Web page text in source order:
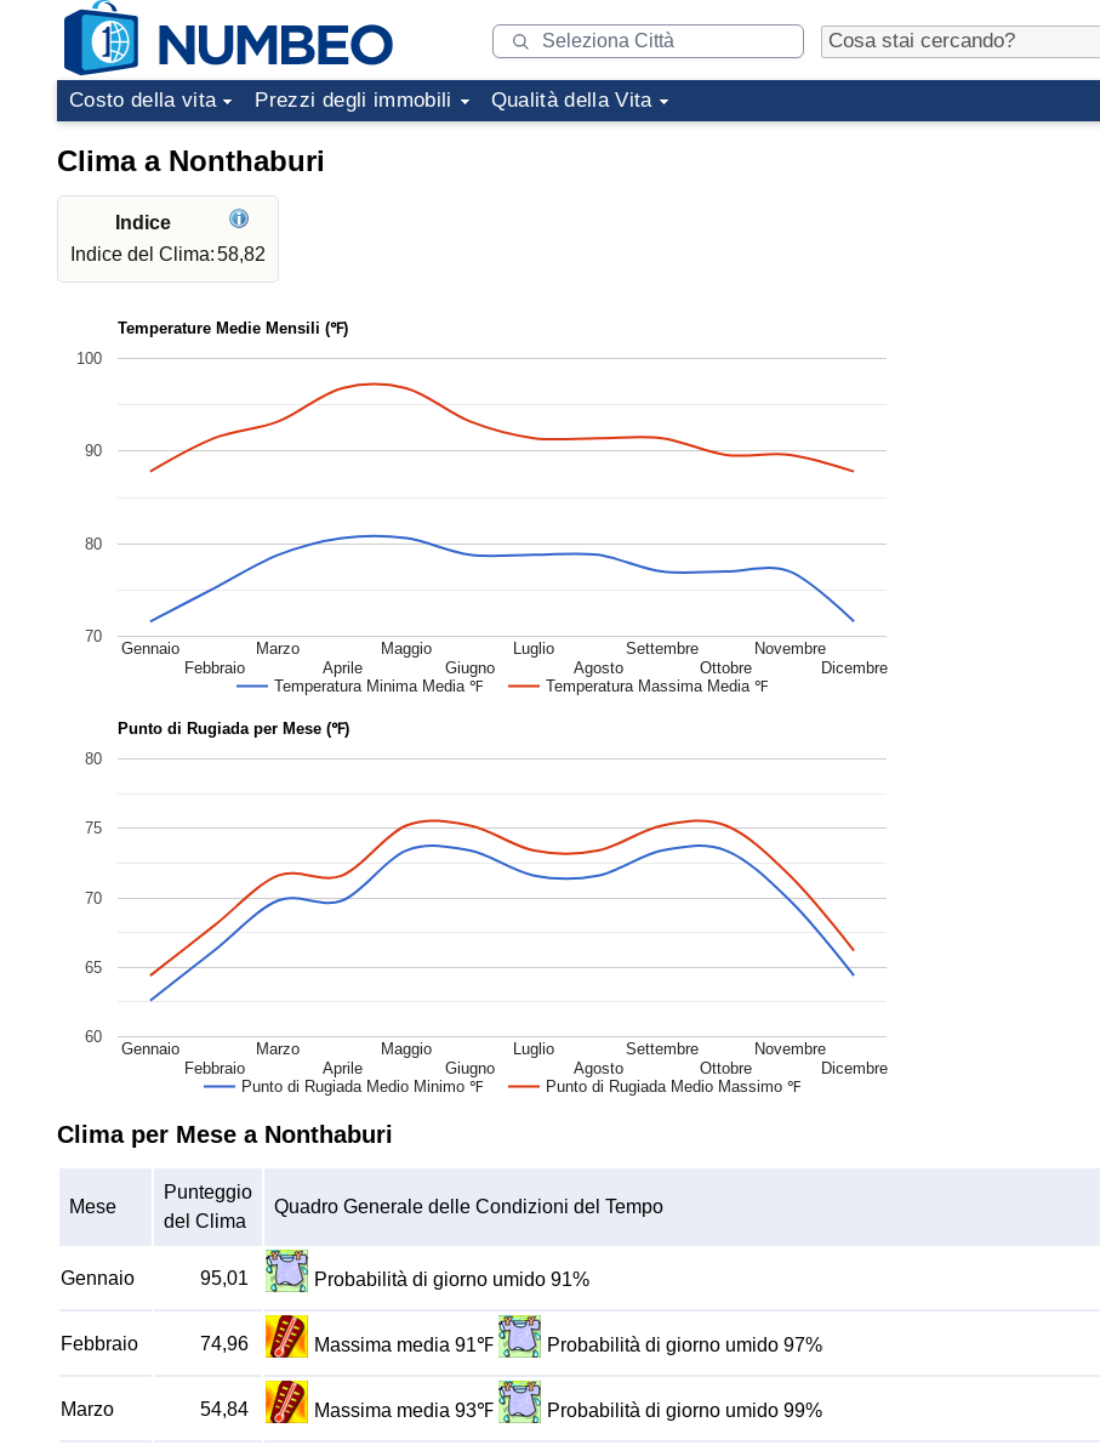
Costo della vita Prezzi degli immobili Qualità della Vita
Clima a Nonthaburi
Indice
Indice del Clima:58,82
Temperature Medie Mensili (℉)
Temperatura Minima Media ℉ Temperatura Massima Media ℉
Gennaio
Febbraio
Marzo
Aprile
Maggio
Giugno
Luglio
Agosto
Settembre
Ottobre
Novembre
Dicembre
70
80
90
100
Punto di Rugiada per Mese (℉)
Punto di Rugiada Medio Minimo ℉ Punto di Rugiada Medio Massimo ℉
Gennaio
Febbraio
Marzo
Aprile
Maggio
Giugno
Luglio
Agosto
Settembre
Ottobre
Novembre
Dicembre
60
65
70
75
80
Clima per Mese a Nonthaburi
Mese
Punteggio
del Clima
Quadro Generale delle Condizioni del Tempo
Gennaio 95,01 Probabilità di giorno umido 91%
Febbraio 74,96 Massima media 91℉ Probabilità di giorno umido 97%
Marzo 54,84 Massima media 93℉ Probabilità di giorno umido 99%